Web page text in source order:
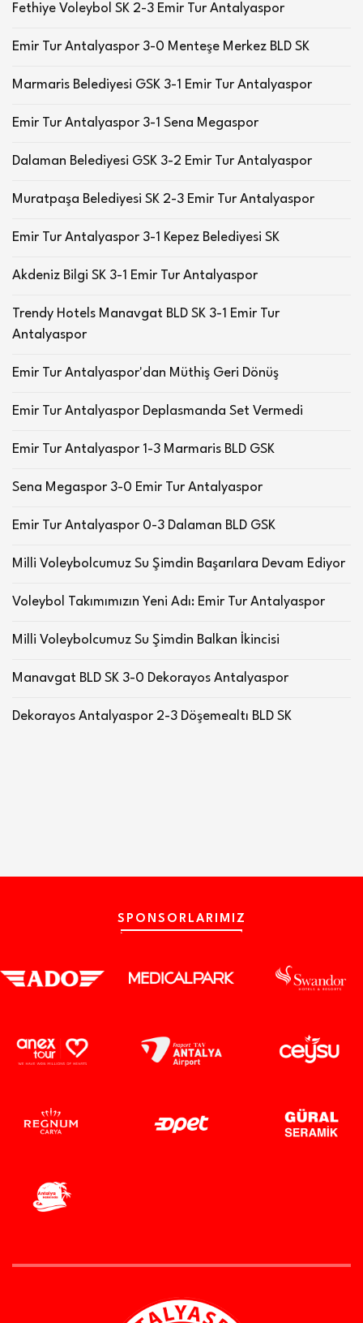
Fethiye Voleybol SK 2-3 Emir Tur Antalyaspor
Emir Tur Antalyaspor 3-0 Menteşe Merkez BLD SK
Marmaris Belediyesi GSK 3-1 Emir Tur Antalyaspor
Emir Tur Antalyaspor 3-1 Sena Megaspor
Dalaman Belediyesi GSK 3-2 Emir Tur Antalyaspor
Muratpaşa Belediyesi SK 2-3 Emir Tur Antalyaspor
Emir Tur Antalyaspor 3-1 Kepez Belediyesi SK
Akdeniz Bilgi SK 3-1 Emir Tur Antalyaspor
Trendy Hotels Manavgat BLD SK 3-1 Emir Tur
Antalyaspor
Emir Tur Antalyaspor'dan Müthiş Geri Dönüş
Emir Tur Antalyaspor Deplasmanda Set Vermedi
Emir Tur Antalyaspor 1-3 Marmaris BLD GSK
Sena Megaspor 3-0 Emir Tur Antalyaspor
Emir Tur Antalyaspor 0-3 Dalaman BLD GSK
Milli Voleybolcumuz Su Şimdin Başarılara Devam Ediyor
Voleybol Takımımızın Yeni Adı: Emir Tur Antalyaspor
Milli Voleybolcumuz Su Şimdin Balkan İkincisi
Manavgat BLD SK 3-0 Dekorayos Antalyaspor
Dekorayos Antalyaspor 2-3 Döşemealtı BLD SK
SPONSORLARIMIZ